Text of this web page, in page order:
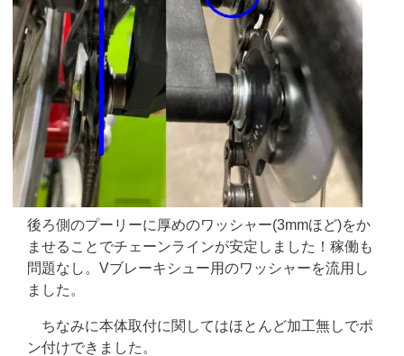
後ろ側のプーリーに厚めのワッシャー(3mmほど)をか
ませることでチェーンラインが安定しました！稼働も
問題なし。Vブレーキシュー用のワッシャーを流用し
ました。
ちなみに本体取付に関してはほとんど加工無しでポ
ン付けできました。